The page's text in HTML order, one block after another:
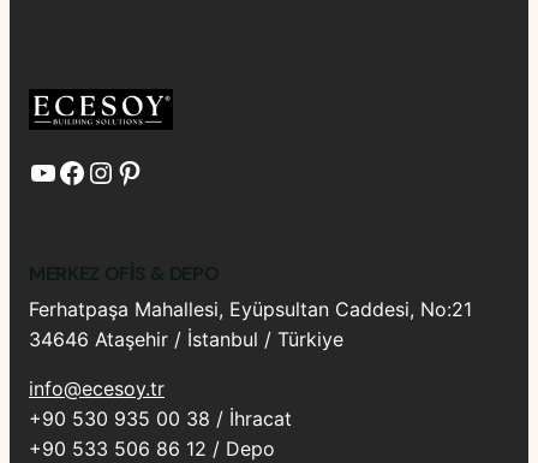
YouTube Facebook Instagram Pinterest
MERKEZ OFIS & DEPO
Ferhatpaşa Mahallesi, Eyüpsultan Caddesi, No:21
34646 Ataşehir / İstanbul / Türkiye
info@ecesoy.tr
+90 530 935 00 38 / İhracat
+90 533 506 86 12 / Depo